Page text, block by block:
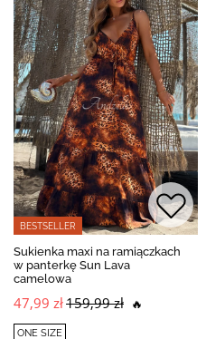
BESTSELLER
Sukienka maxi na ramiączkach
w panterkę Sun Lava
camelowa
47,99 zł159,99 zł 🔥
ONE SIZE